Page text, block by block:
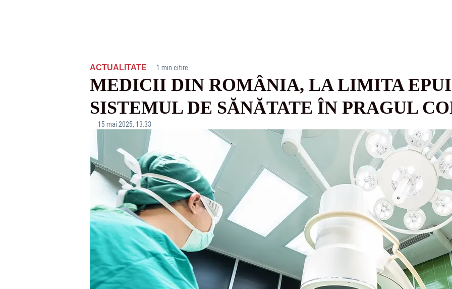
ACTUALITATE· 1 min citire
MEDICII DIN ROMÂNIA, LA LIMITA
SISTEMUL DE SĂNĂTATE ÎN PRAGUL
15 mai 2025, 13:33